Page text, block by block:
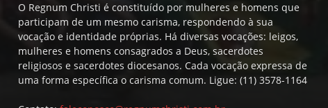
O Regnum Christi é constituído por mulheres e homens que
participam de um mesmo carisma, respondendo à sua
vocação e identidade próprias. Há diversas vocações: leigos,
mulheres e homens consagrados a Deus, sacerdotes
religiosos e sacerdotes diocesanos. Cada vocação expressa de
uma forma específica o carisma comum. Ligue: (11) 3578-1164